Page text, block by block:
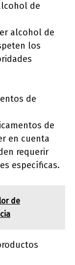
de
alcohol de
los
de
de
en cuenta
requerir
específicas.
de